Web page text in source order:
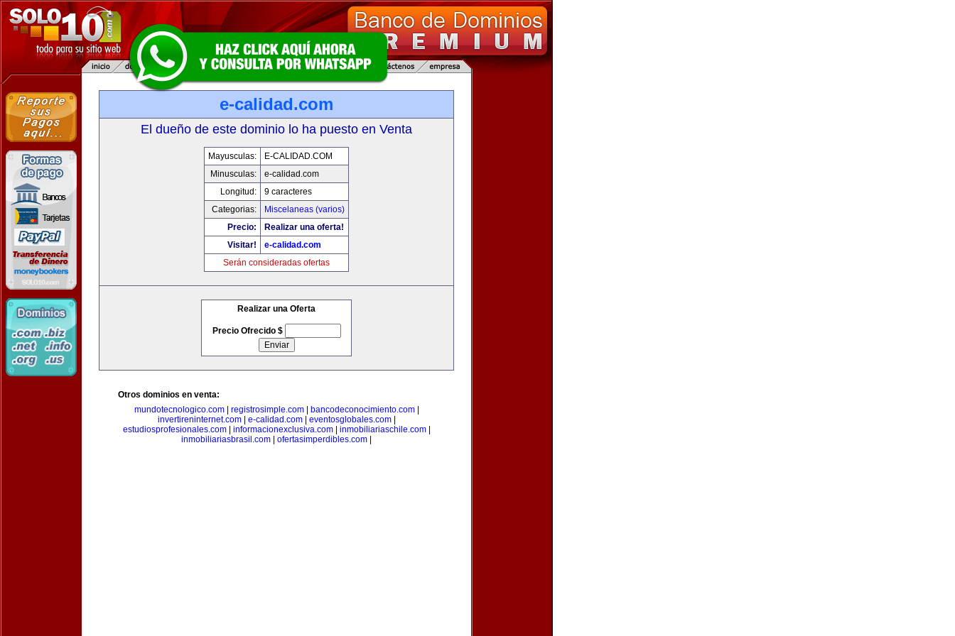
e-calidad.com
El dueño de este dominio lo ha puesto en Venta
Mayusculas:
E-CALIDAD.COM
Minusculas:
e-calidad.com
Longitud:
9 caracteres
Categorias:
Miscelaneas (varios)
Precio:
Realizar una oferta!
Visitar!
e-calidad.com
Serán consideradas ofertas
Realizar una Oferta
Precio Ofrecido $
Otros dominios en venta:
mundotecnologico.com| registrosimple.com| bancodeconocimiento.com|
invertireninternet.com| e-calidad.com| eventosglobales.com|
estudiosprofesionales.com| informacionexclusiva.com| inmobiliariaschile.com|
inmobiliariasbrasil.com
ofertasimperdibles.com